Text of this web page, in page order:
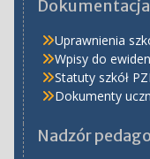
Dokumentacja
Uprawnienia
Wpisy do
Statuty szkół
Dokumenty
Nadzór